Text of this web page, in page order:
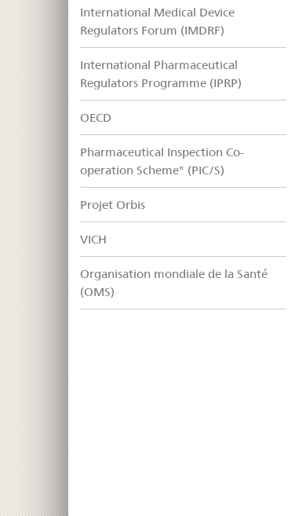
International Medical Device
Regulators Forum (IMDRF)
International Pharmaceutical
Regulators Programme (IPRP)
OECD
Pharmaceutical Inspection Co-
operation Scheme" (PIC/S)
Projet Orbis
VICH
Organisation mondiale de la Santé
(OMS)